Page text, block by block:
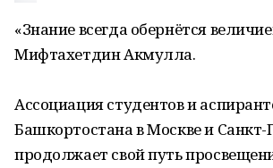
«Знание всегда обернётся
Мифтахетдин Акмулла.
Ассоциация студентов и
Башкортостана в Москве и Санкт-
продолжает свой путь